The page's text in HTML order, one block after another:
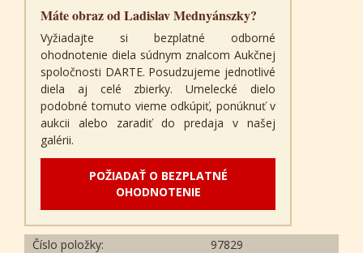
Máte obraz od Ladislav Mednyánszky?
Vyžiadajte si bezplatné odborné
ohodnotenie diela súdnym znalcom Aukčnej
spoločnosti DARTE. Posudzujeme jednotlivé
diela aj celé zbierky. Umelecké dielo
podobné tomuto vieme odkúpiť, ponúknuť v
aukcii alebo zaradiť do predaja v našej
galérii.
POŽIADAŤ O BEZPLATNÉ
OHODNOTENIE
Číslo položky:
97829